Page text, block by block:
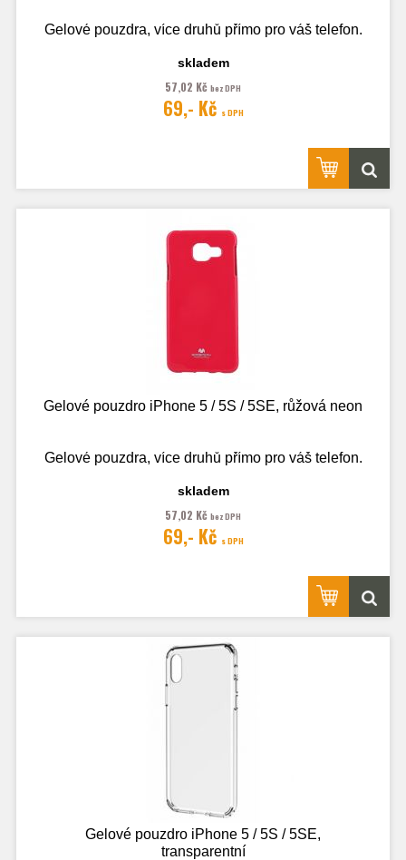
Gelové pouzdra, více druhů přímo pro váš telefon.
Fotografie je pouze ilustrační.
skladem
57,02 Kč bez DPH
69,- Kč s DPH
Gelové pouzdro iPhone 5 / 5S / 5SE, růžová neon
Gelové pouzdra, více druhů přímo pro váš telefon.
Fotografie je pouze ilustrační.
skladem
57,02 Kč bez DPH
69,- Kč s DPH
Gelové pouzdro iPhone 5 / 5S / 5SE,
transparentní